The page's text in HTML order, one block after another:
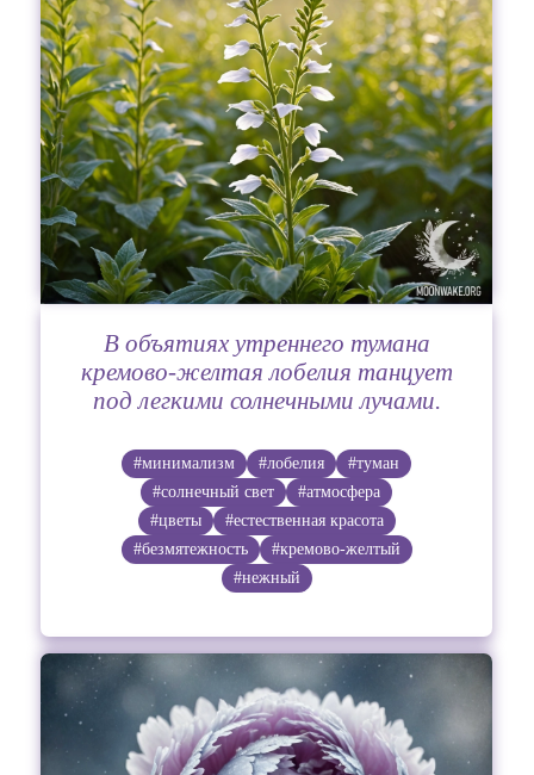
В объятиях утреннего тумана
кремово-желтая лобелия танцует
под легкими солнечными лучами.
#минимализм #лобелия
#туман
#солнечный свет
#атмосфера
#цветы
#естественная красота
#безмятежность
#кремово-желтый
#нежный